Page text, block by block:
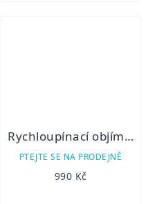
Rychloupínací objímka Pard NV007S a NV007SP 45mm
PTEJTE SE NA PRODEJNĚ
990 Kč